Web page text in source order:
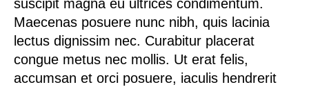
suscipit magna eu ultrices condimentum.
Maecenas posuere nunc nibh, quis lacinia
lectus dignissim nec. Curabitur placerat
congue metus nec mollis. Ut erat felis,
accumsan et orci posuere, iaculis hendrerit